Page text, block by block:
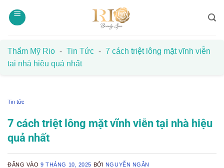
qua
Thẩm Mỹ Rio - Tin Tức - 7 cách triệt lông mặt vĩnh viễn
tại nhà hiệu quả nhất
Tin tức
7 cách triệt lông mặt vĩnh viễn tại nhà hiệu
quả nhất
ĐĂNG VÀO9 THÁNG 10, 2025 BỞI NGUYỄN NGÂN